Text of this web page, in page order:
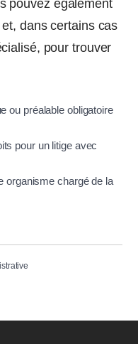
pouvez également
dans certains cas
pour trouver
ou préalable obligatoire
pour un litige avec
organisme chargé de la